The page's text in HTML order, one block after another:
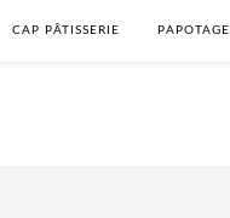
CAP PÂTISSERIE PAPOTAGE